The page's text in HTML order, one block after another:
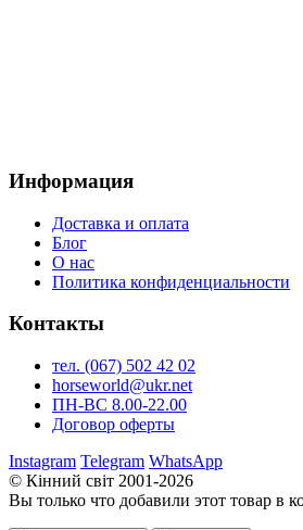
Информация
Доставка и оплата
Блог
О нас
Политика конфиденциальности
Контакты
тел. (067) 502 42 02
horseworld@ukr.net
ПН-ВС 8.00-22.00
Договор оферты
Instagram Telegram WhatsApp
© Кінний світ 2001-2026
Вы только что добавили этот товар в